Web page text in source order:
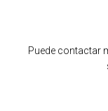
Puede contactar